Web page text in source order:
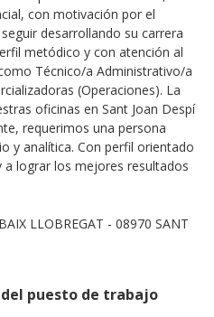
con motivación por el
desarrollando su carrera
metódico y con atención al
Técnico/a Administrativo/a
(Operaciones). La
oficinas en Sant Joan Despí
requerimos una persona
y analítica. Con perfil orientado
lograr los mejores resultados
LLOBREGAT - 08970 SANT
puesto de trabajo